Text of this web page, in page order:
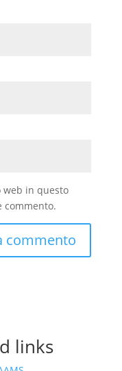
web in questo
commento.
links